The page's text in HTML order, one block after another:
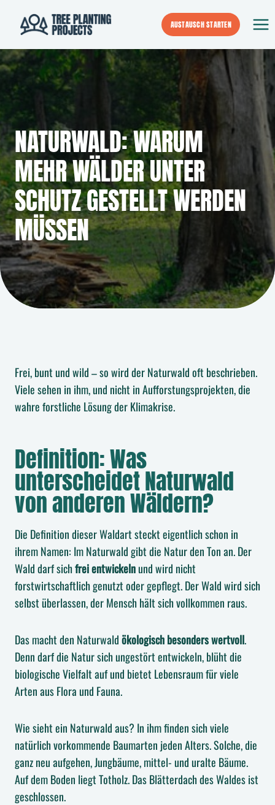
Inhalt
AUSTAUSCH STARTEN
NATURWALD: WARUM
MEHR WÄLDER UNTER
SCHUTZ GESTELLT WERDEN
MÜSSEN
Frei, bunt und wild – so wird der Naturwald oft beschrieben.
Viele sehen in ihm, und nicht in Aufforstungsprojekten, die
wahre forstliche Lösung der Klimakrise.
Definition: Was
unterscheidet Naturwald
von anderen Wäldern?
Die Definition dieser Waldart steckt eigentlich schon in
ihrem Namen: Im Naturwald gibt die Natur den Ton an. Der
Wald darf sichfrei entwickelnund wird nicht
forstwirtschaftlich genutzt oder gepflegt. Der Wald wird sich
selbst überlassen, der Mensch hält sich vollkommen raus.
Das macht den Naturwaldökologisch besonders wertvoll.
Denn darf die Natur sich ungestört entwickeln, blüht die
biologische Vielfalt auf und bietet Lebensraum für viele
Arten aus Flora und Fauna.
Wie sieht ein Naturwald aus? In ihm finden sich viele
natürlich vorkommende Baumarten jeden Alters. Solche, die
ganz neu aufgehen, Jungbäume, mittel- und uralte Bäume.
Auf dem Boden liegt Totholz. Das Blätterdach des Waldes ist
geschlossen.